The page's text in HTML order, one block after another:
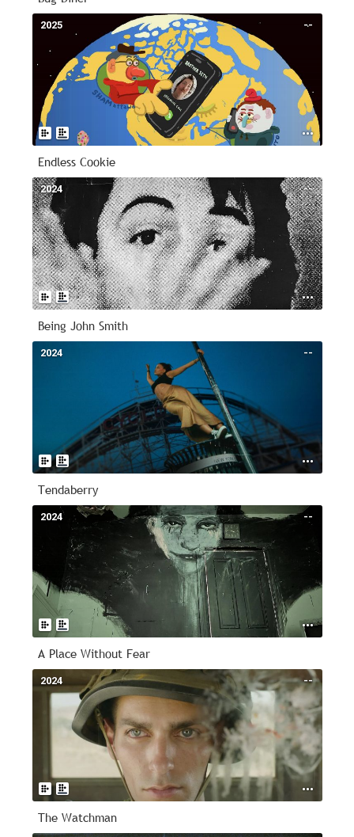
--
2025
Endless Cookie
--
2024
Being John Smith
--
2024
Tendaberry
--
2024
A Place Without Fear
--
2024
The Watchman